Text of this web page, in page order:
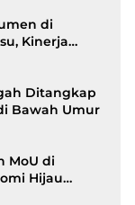
di
Kinerja
Ditangkap
Bawah Umur
MoU di
Hijau
Karbon